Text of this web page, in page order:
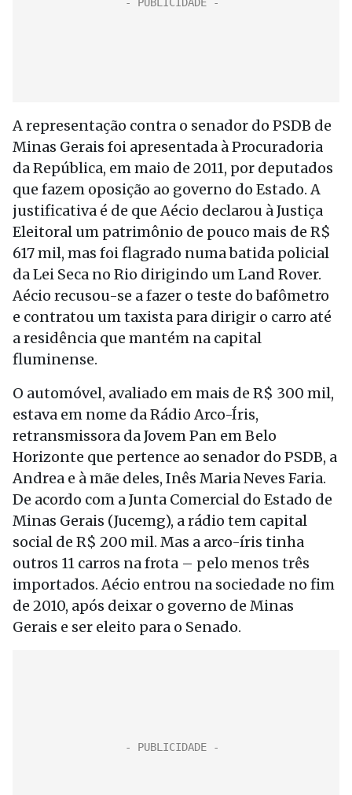
A representação contra o senador do PSDB de
Minas Gerais foi apresentada à Procuradoria
da República, em maio de 2011, por deputados
que fazem oposição ao governo do Estado. A
justificativa é de que Aécio declarou à Justiça
Eleitoral um patrimônio de pouco mais de R$
617 mil, mas foi flagrado numa batida policial
da Lei Seca no Rio dirigindo um Land Rover.
Aécio recusou-se a fazer o teste do bafômetro
e contratou um taxista para dirigir o carro até
a residência que mantém na capital
fluminense.
O automóvel, avaliado em mais de R$ 300 mil,
estava em nome da Rádio Arco-Íris,
retransmissora da Jovem Pan em Belo
Horizonte que pertence ao senador do PSDB, a
Andrea e à mãe deles, Inês Maria Neves Faria.
De acordo com a Junta Comercial do Estado de
Minas Gerais (Jucemg), a rádio tem capital
social de R$ 200 mil. Mas a arco-íris tinha
outros 11 carros na frota – pelo menos três
importados. Aécio entrou na sociedade no fim
de 2010, após deixar o governo de Minas
Gerais e ser eleito para o Senado.